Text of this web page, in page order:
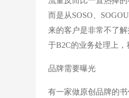
而是从SOSO、
来的客户是非常不了
于B2C的业务处理上，
品牌需要曝光
有一家做原创品牌的